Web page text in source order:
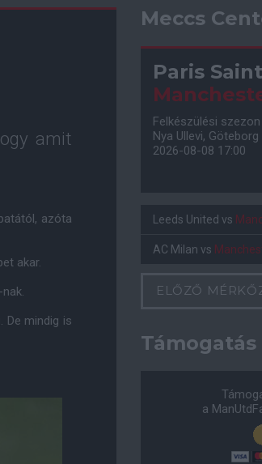
amit
azóta
akar.
De mindig is
Meccs
Paris
Felkészülési
Nya Ullevi, Göteborg
2026-08-08 17:00
Leeds United vs
AC Milan vs
ELŐZŐ
Támogatás
a